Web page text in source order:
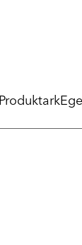
Produktark